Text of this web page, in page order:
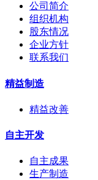
公司简介
组织机构
股东情况
企业方针
联系我们
精益制造
精益改善
自主开发
自主成果
生产制造